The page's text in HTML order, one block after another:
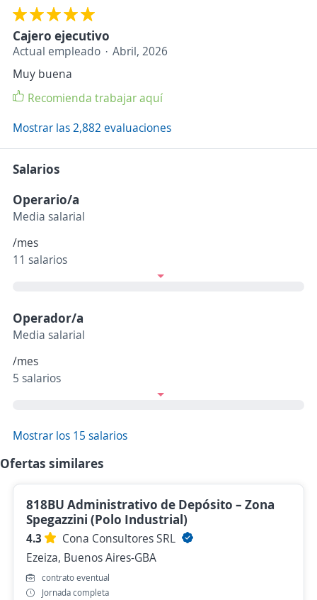
Cajero ejecutivo
Actual empleado
Abril, 2026
Muy buena
Recomienda trabajar aquí
Mostrar las 2,882 evaluaciones
Salarios
Operario/a
Media salarial
/mes
11 salarios
Operador/a
Media salarial
/mes
5 salarios
Mostrar los 15 salarios
Ofertas similares
818BU Administrativo de Depósito – Zona
Spegazzini (Polo Industrial)
4.3
Cona Consultores SRL
Ezeiza, Buenos Aires-GBA
contrato eventual
Jornada completa